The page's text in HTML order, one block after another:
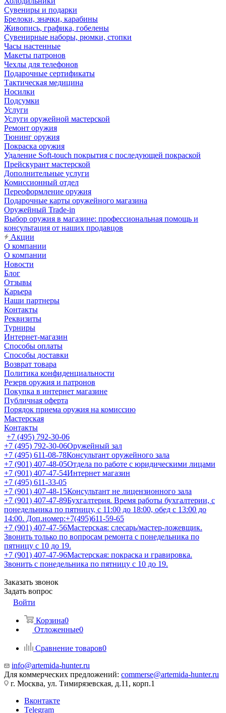
Сувениры и подарки
Брелоки, значки, карабины
Живопись, графика, гобелены
Сувенирные наборы, рюмки, стопки
Часы настенные
Макеты патронов
Чехлы для телефонов
Подарочные сертификаты
Тактическая медицина
Носилки
Подсумки
Услуги
Услуги оружейной мастерской
Ремонт оружия
Тюнинг оружия
Покраска оружия
Удаление Soft-touch покрытия с последующей покраской
Прейскурант мастерской
Дополнительные услуги
Комиссионный отдел
Переоформление оружия
Подарочные карты оружейного магазина
Оружейный Trade-in
Выбор оружия в магазине: профессиональная помощь и
консультация от наших продавцов
Акции
О компании
О компании
Новости
Блог
Отзывы
Карьера
Наши партнеры
Контакты
Реквизиты
Турниры
Интернет-магазин
Способы оплаты
Способы доставки
Возврат товара
Политика конфиденциальности
Резерв оружия и патронов
Покупка в интернет магазине
Публичная оферта
Порядок приема оружия на комиссию
Мастерская
Контакты
+7 (495) 792-30-06
+7 (495) 792-30-06Оружейный зал
+7 (495) 611-08-78Консультант оружейного зала
+7 (901) 407-48-05Отдела по работе с юридическими лицами
+7 (901) 407-47-54Интернет магазин
+7 (495) 611-33-05
+7 (901) 407-48-15Консультант не лицензионного зала
+7 (901) 407-47-89Бухгалтерия. Время работы бухгалтерии, с
понедельника по пятницу, с 11:00 до 18:00, обед с 13:00 до
14:00. Доп.номер:+7(495)611-59-65
+7 (901) 407-47-56Мастерская: слесарь/мастер-ложевщик.
Звонить только по вопросам ремонта с понедельника по
пятницу с 10 до 19.
+7 (901) 407-47-96Мастерская: покраска и гравировка.
Звонить с понедельника по пятницу с 10 до 19.
Заказать звонок
Задать вопрос
Войти
Корзина0
Отложенные0
Сравнение товаров0
info@artemida-hunter.ru
Для коммерческих предложений: commerse@artemida-hunter.ru
г. Москва, ул. Тимирязевская, д.11, корп.1
Вконтакте
Telegram